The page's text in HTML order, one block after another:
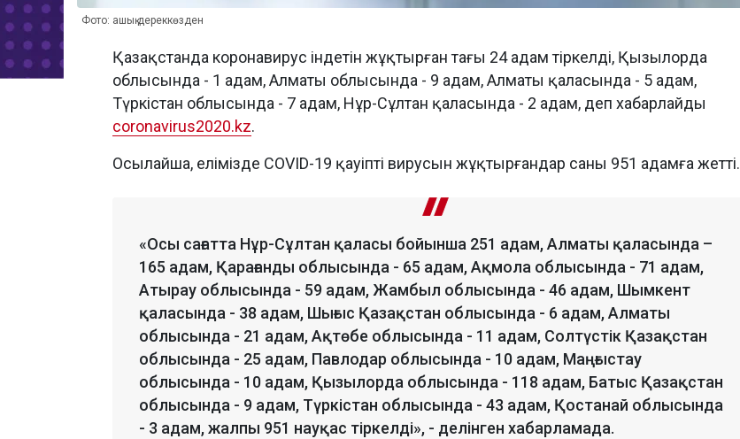
Фото: ашық дереккөзден
Қазақстанда коронавирус індетін жұқтырған тағы 24 адам тiркелді, Қызылорда
облысында - 1 адам, Алматы облысында - 9 адам, Алматы қаласында - 5 адам,
Түркістан облысында - 7 адам, Нұр-Сұлтан қаласында - 2 адам, деп хабарлайды
coronavirus2020.kz.
Осылайша, елімізде COVID-19 қауіпті вирусын жұқтырғандар саны 951 адамға жетті.
«Осы сағатта Нұр-Сұлтан қаласы бойынша 251 адам, Алматы қаласында –
165 адам, Қарағанды облысында - 65 адам, Ақмола облысында - 71 адам,
Атырау облысында - 59 адам, Жамбыл облысында - 46 адам, Шымкент
қаласында - 38 адам, Шығыс Қазақстан облысында - 6 адам, Алматы
облысында - 21 адам, Ақтөбе облысында - 11 адам, Солтүстік Қазақстан
облысында - 25 адам, Павлодар облысында - 10 адам, Маңғыстау
облысында - 10 адам, Қызылорда облысында - 118 адам, Батыс Қазақстан
облысында - 9 адам, Түркістан облысында - 43 адам, Қостанай облысында
- 3 адам, жалпы 951 науқас тіркелді», - делінген хабарламада.